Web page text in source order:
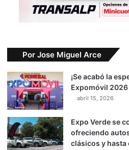
Por Jose Miguel Arce
¡Se acabó la
Expomóvil 2026
abril 15, 2026
Expo Verde se
ofreciendo
clásicos y hasta